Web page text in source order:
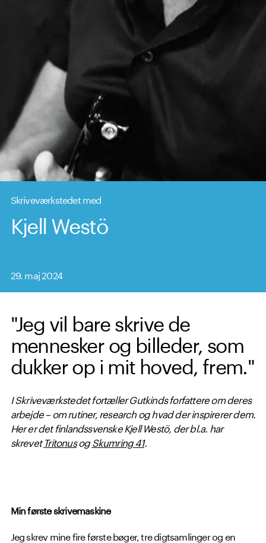
Skriveværkstedet med
Kjell Westö
29. maj 2024
"Jeg vil bare skrive de
mennesker og billeder, som
dukker op i mit hoved, frem."
I Skriveværkstedet fortæller Gutkinds forfattere om deres
arbejde – om rutiner, research og hvad der inspirerer dem.
Her er det finlandssvenske Kjell Westö, der bl.a. har
skrevetTritonusogSkumring 41.
Min første skrivemaskine
Jeg skrev mine fire første bøger, tre digtsamlinger og en